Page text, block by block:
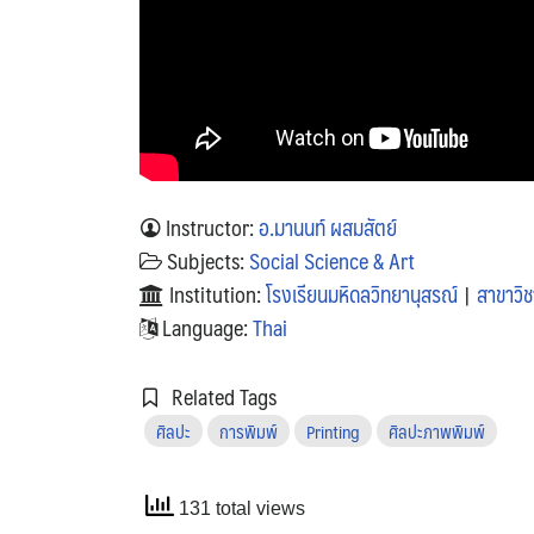
Instructor:อ.มานนท์ ผสมสัตย์
Subjects:Social Science & Art
Institution:โรงเรียนมหิดลวิทยานุสรณ์ | สาขาวิ
Language:Thai
Related Tags
ศิลปะ การพิมพ์ Printing ศิลปะภาพพิมพ์
131 total views